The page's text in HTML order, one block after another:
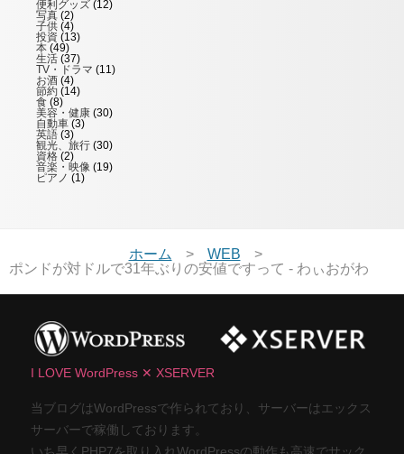
便利グッズ (12)
写真 (2)
子供 (4)
投資 (13)
本 (49)
生活 (37)
TV・ドラマ (11)
お酒 (4)
節約 (14)
食 (8)
美容・健康 (30)
自動車 (3)
英語 (3)
観光、旅行 (30)
資格 (2)
音楽・映像 (19)
ピアノ (1)
ホーム
WEB
ポンドが対ドルで31年ぶりの安値ですって - わぃおがわ
I LOVE WordPress ✕ XSERVER
当ブログはWordPressで作られており、サーバーはエックス
サーバーで稼働しております。
いち早くPHP7を取り入れWordPressの動作も高速でサック